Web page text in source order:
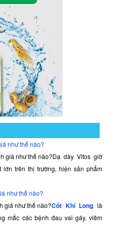
như thế nào?
Dạ dày Vitos giờ
trên thị trường, hiện sản phẩm
như thế nào?
Cốt Khí Long là
mắc các bệnh đau vai gáy, viêm